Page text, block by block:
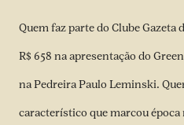
Quem faz parte doClube Gazeta
R$ 658 na apresentação do
na Pedreira Paulo Leminski.
característico que marcou época